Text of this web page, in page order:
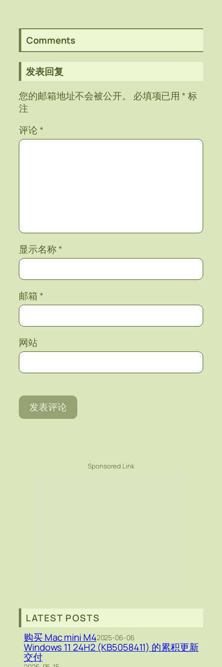
Comments
发表回复
您的邮箱地址不会被公开。
必填项已用*标
注
评论*
显示名称*
邮箱*
网站
Sponsored Link
LATEST POSTS
购买 Mac mini M42025-06-06
Windows 11 24H2 (KB5058411) 的累积更新
交付